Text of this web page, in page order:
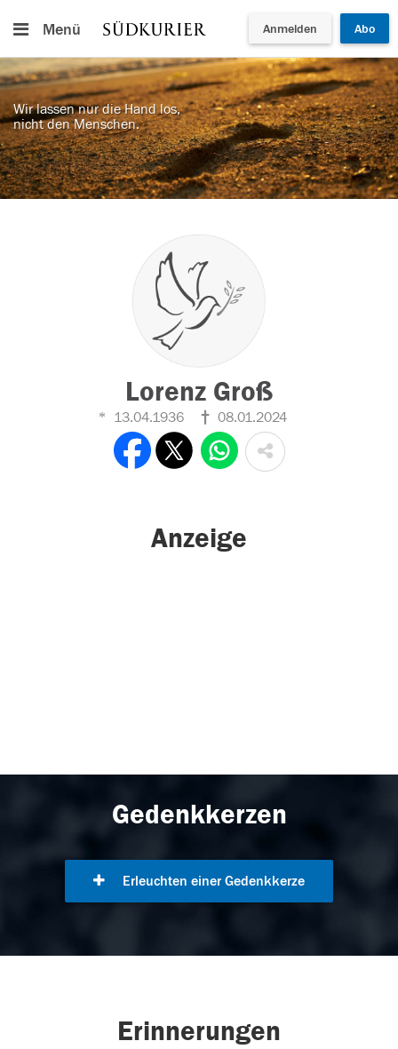
Menü Anmelden Abo
Wir lassen nur die Hand los,
nicht den Menschen.
Lorenz Groß
13.04.1936 08.01.2024
Anzeige
Gedenkkerzen
Erleuchten einer Gedenkkerze
Erinnerungen